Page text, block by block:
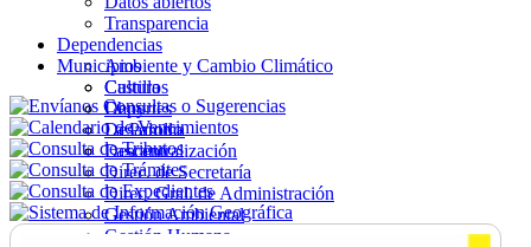
Transparencia
Dependencias
Ambiente y Cambio Climático
Cultura
Deportes
Desarrollo
Descentralización
Direc. de Secretaría
Direc. Gral. de Administración
Gestión Ambiental
Gestión Humana
Municipios
Castillos
Chuy
La Paloma
Lascano